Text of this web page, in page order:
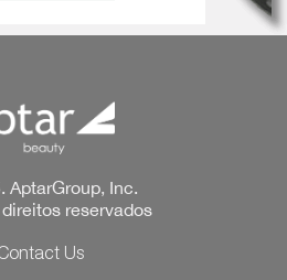
AptarGroup, Inc.
reservados
Us